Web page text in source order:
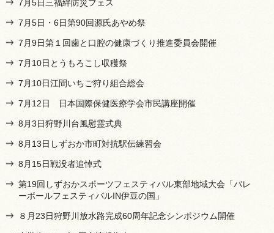
7月5日三福絆防災フェス
7月5日・6日第90回源氏あやめ祭
7月9日第１回歯と口腔の健康づくり推進委員会開催
7月10日とうもろこし収穫祭
7月10日江間いちご狩り組合総会
7月12日 日本国際保健医療学会市民講座開催
8月3日狩野川台風慰霊式典
8月13日しずおか市町対抗駅伝練習会
8月15日戦没者追悼式
第19回しずおかスポーツフェスティバル東部地域大会「バレ
ーボールフェスティバルIN伊豆の国」
８月23日狩野川放水路完成60周年記念シンポジウム開催